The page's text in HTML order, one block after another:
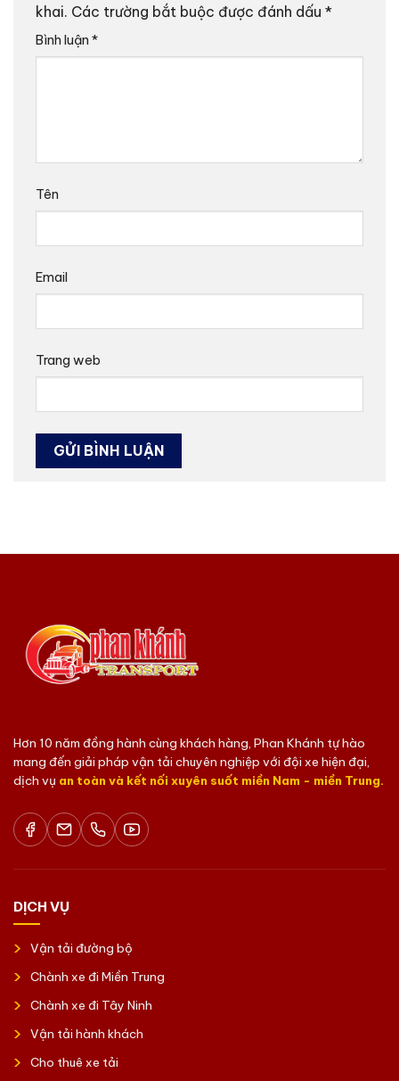
khai. Các trường bắt buộc được đánh dấu *
Bình luận *
Tên
Email
Trang web
Hơn 10 năm đồng hành cùng khách hàng, Phan Khánh tự hào
mang đến giải pháp vận tải chuyên nghiệp với đội xe hiện đại,
dịch vụ an toàn và kết nối xuyên suốt miền Nam - miền Trung.
DỊCH VỤ
Vận tải đường bộ
Chành xe đi Miền Trung
Chành xe đi Tây Ninh
Vận tải hành khách
Cho thuê xe tải